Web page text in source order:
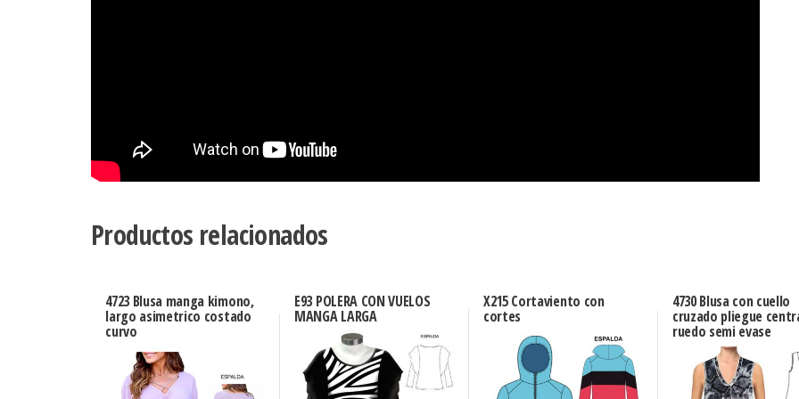
Productos relacionados
4723 Blusa manga kimono,
largo asimetrico costado
curvo
E93 POLERA CON VUELOS
MANGA LARGA
X215 Cortaviento con
cortes
4730 Blusa con cuello
cruzado pliegue
ruedo semi evase